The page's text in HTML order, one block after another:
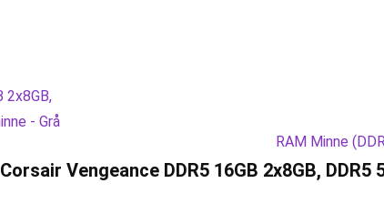
RAM Minne
Corsair Vengeance DDR5 16GB 2x8GB, DDR5